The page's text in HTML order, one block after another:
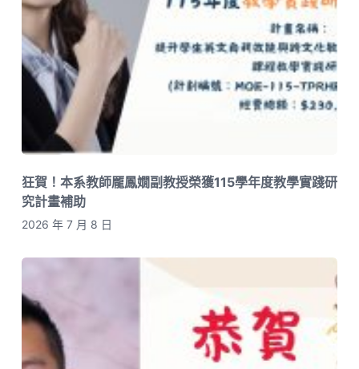
狂賀！本系教師龎鳳嫺副教授榮獲115學年度教學實踐研
究計畫補助
2026 年 7 月 8 日